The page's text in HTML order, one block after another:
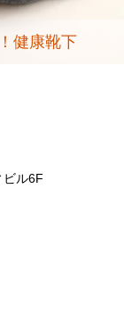
健康靴下
ビル6F